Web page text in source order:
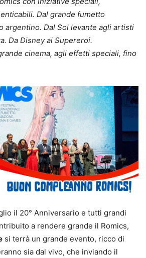
Dal grande fumetto
argentino. Dal Sol levante agli artisti
Da Disney ai Supereroi.
cinema, agli effetti speciali, fino
il 20° Anniversario e tutti grandi
a rendere grande il Romics,
si terrà un grande evento, ricco di
sia dal vivo, che inviando il